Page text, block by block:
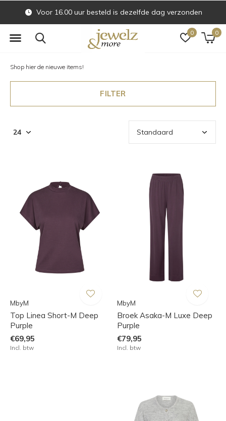
0 0
Voor 16.00 uur besteld is dezelfde dag verzonden
Shop hier de nieuwe items!
FILTER
MbyM
Top Linea Short-M Deep
Purple
€69,95
Incl. btw
MbyM
Broek Asaka-M Luxe Deep
Purple
€79,95
Incl. btw